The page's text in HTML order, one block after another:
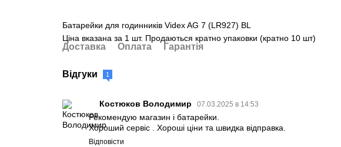
Батарейки для годинників Videx AG 7 (LR927) BL
Ціна вказана за 1 шт. Продаються кратно упаковки (кратно 10 шт)
Доставка Оплата Гарантія
Відгуки 1
Костюков Володимир 07.03.2025 в 14:53
Рекомендую магазин і батарейки.
Хороший сервіс . Хороші ціни та швидка відправка.
Відповісти